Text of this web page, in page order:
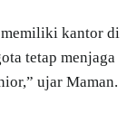
kantor di
tetap menjaga
ujar Maman.